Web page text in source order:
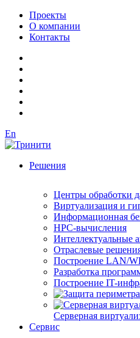
Проекты
О компании
Контакты
En
Решения
Центры обработки
Виртуализация и
Информационная
HPC-вычисления
Интеллектуальные
Отраслевые
Построение LAN/
Разработка
Построение IT-
Серверная
Сервис